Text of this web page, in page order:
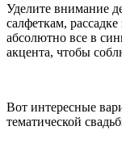
Уделите внимание
салфеткам,
абсолютно все в
акцента, чтобы
Вот интересные
тематической